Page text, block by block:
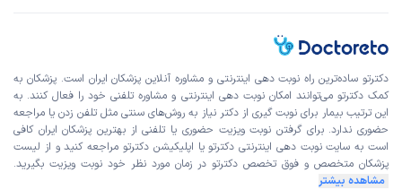
دکترتو ساده‌ترین راه نوبت‌ دهی اینترنتی و مشاوره آنلاین پزشکان ایران است. پزشکان به
کمک دکترتو می‌توانند امکان نوبت دهی اینترنتی و مشاوره تلفنی خود را فعال کنند. به
این ترتیب بیمار برای نوبت گیری از دکتر نیاز به روش‌های سنتی مثل تلفن زدن یا مراجعه
حضوری ندارد. برای گرفتن نوبت ویزیت حضوری یا تلفنی از بهترین پزشکان ایران کافی
است به سایت نوبت دهی اینترنتی دکترتو یا اپلیکیشن دکترتو مراجعه کنید و از لیست
پزشکان متخصص و فوق تخصص دکترتو در زمان مورد نظر خود نوبت ویزیت بگیرید.
مشاهده بیشتر